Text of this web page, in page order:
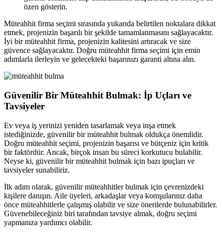
özen gösterin.
Müteahhit firma seçimi sırasında yukarıda belirtilen noktalara dikkat
etmek, projenizin başarılı bir şekilde tamamlanmasını sağlayacaktır.
İyi bir müteahhit firma, projenizin kalitesini artıracak ve size
güvence sağlayacaktır. Doğru müteahhit firma seçimi için emin
adımlarla ilerleyin ve gelecekteki başarınızı garanti altına alın.
Güvenilir Bir Müteahhit Bulmak: İp Uçları ve
Tavsiyeler
Ev veya iş yerinizi yeniden tasarlamak veya inşa etmek
istediğinizde, güvenilir bir müteahhit bulmak oldukça önemlidir.
Doğru müteahhit seçimi, projenizin başarısı ve bütçeniz için kritik
bir faktördür. Ancak, birçok insan bu süreci korkutucu bulabilir.
Neyse ki, güvenilir bir müteahhit bulmak için bazı ipuçları ve
tavsiyeler sunabiliriz.
İlk adım olarak, güvenilir müteahhitler bulmak için çevrenizdeki
kişilere danışın. Aile üyeleri, arkadaşlar veya komşularınız daha
önce müteahhitlerle çalışmış olabilir ve size önerilerde bulunabilirler.
Güvenebileceğiniz biri tarafından tavsiye almak, doğru seçimi
yapmanıza yardımcı olabilir.